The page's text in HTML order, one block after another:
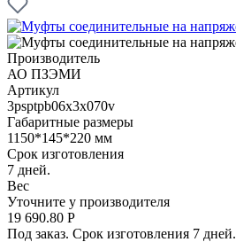
Производитель
АО ПЗЭМИ
Артикул
3psptpb06x3x070v
Габаритные размеры
1150*145*220 мм
Срок изготовления
7 дней.
Вес
Уточните у производителя
19 690.80 Р
Под заказ. Срок изготовления 7 дней.